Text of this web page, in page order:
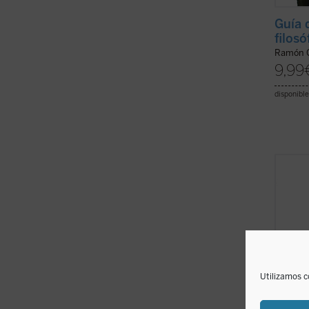
Utilizamos
Guía
Ramón
9,99
abril,
en
en